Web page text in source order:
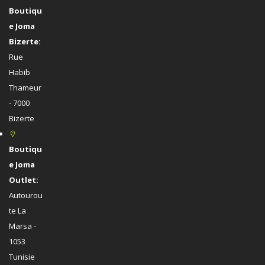
Boutiqu
e Joma
Bizerte:
Rue
Habib
Thameur
- 7000
Bizerte
Boutiqu
e Joma
Outlet:
Autourou
te La
Marsa -
1053
Tunisie